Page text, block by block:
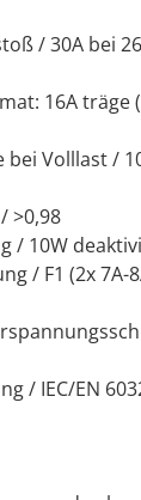
/ 30A bei
16A träge
Volllast /
>0,98
/ 10W
/ F1 (2x 7A-
/ IEC/EN